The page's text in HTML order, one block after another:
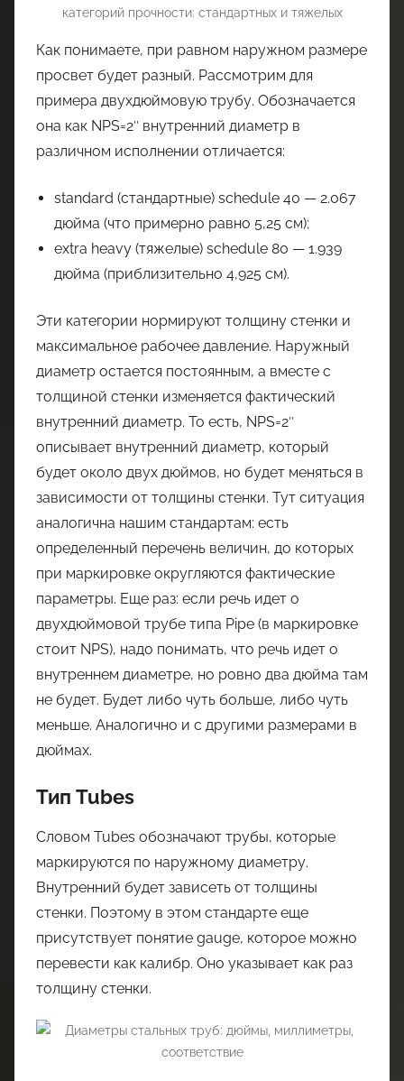
категорий прочности: стандартных и тяжелых
Как понимаете, при равном наружном размере
просвет будет разный. Рассмотрим для
примера двухдюймовую трубу. Обозначается
она как NPS=2″ внутренний диаметр в
различном исполнении отличается:
standard (стандартные) schedule 40 — 2.067
дюйма (что примерно равно 5,25 см);
extra heavy (тяжелые) schedule 80 — 1.939
дюйма (приблизительно 4,925 см).
Эти категории нормируют толщину стенки и
максимальное рабочее давление. Наружный
диаметр остается постоянным, а вместе с
толщиной стенки изменяется фактический
внутренний диаметр. То есть, NPS=2″
описывает внутренний диаметр, который
будет около двух дюймов, но будет меняться в
зависимости от толщины стенки. Тут ситуация
аналогична нашим стандартам: есть
определенный перечень величин, до которых
при маркировке округляются фактические
параметры. Еще раз: если речь идет о
двухдюймовой трубе типа Pipe (в маркировке
стоит NPS), надо понимать, что речь идет о
внутреннем диаметре, но ровно два дюйма там
не будет. Будет либо чуть больше, либо чуть
меньше. Аналогично и с другими размерами в
дюймах.
Тип Tubes
Словом Tubes обозначают трубы, которые
маркируются по наружному диаметру.
Внутренний будет зависеть от толщины
стенки. Поэтому в этом стандарте еще
присутствует понятие gauge, которое можно
перевести как калибр. Оно указывает как раз
толщину стенки.